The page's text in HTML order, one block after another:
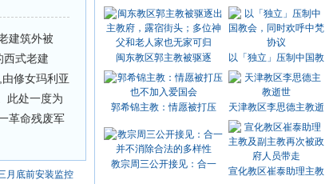
建筑外被
西式老建
修女玛利亚
此处一度为
革命残废军
月底前安装监控
闽东教区郭主教被驱逐 以「独立」压制中国教
郭希锦主教：情愿被打压 天津教区李思德主教逝
教宗周三公开接见：合一
宣化教区崔泰助理主教